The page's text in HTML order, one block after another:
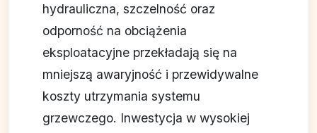
hydrauliczna, szczelność oraz
odporność na obciążenia
eksploatacyjne przekładają się na
mniejszą awaryjność i przewidywalne
koszty utrzymania systemu
grzewczego. Inwestycja w wysokiej